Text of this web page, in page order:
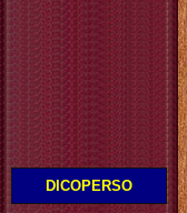
DICOPERSO